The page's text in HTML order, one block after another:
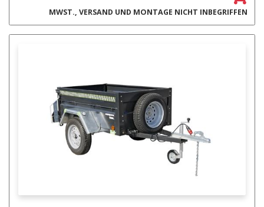
MWST., VERSAND UND MONTAGE NICHT INBEGRIFFEN